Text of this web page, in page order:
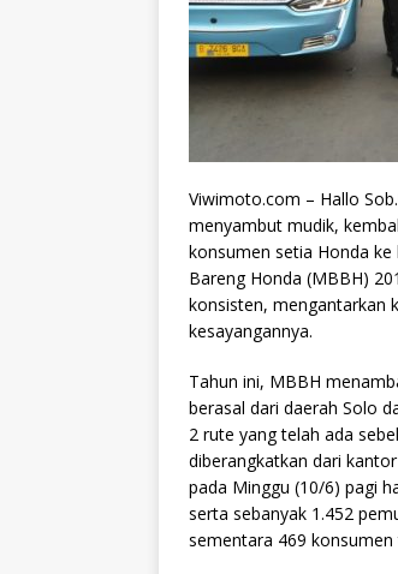
​Viwimoto.com – Hallo
menyambut mudik,
konsumen setia Honda
Bareng Honda (MBBH)
konsisten, mengantarkan
kesayangannya.
Tahun ini, MBBH
berasal dari daerah Solo
2 rute yang telah ada
diberangkatkan dari
pada Minggu (10/6) pagi
serta sebanyak 1.452
sementara 469